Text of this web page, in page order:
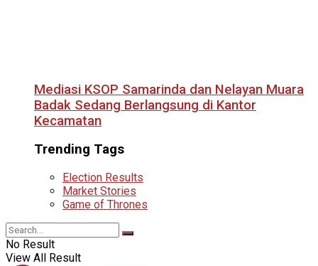
Mediasi KSOP Samarinda dan Nelayan Muara
Badak Sedang Berlangsung di Kantor
Kecamatan
Trending Tags
Election Results
Market Stories
Game of Thrones
No Result
View All Result